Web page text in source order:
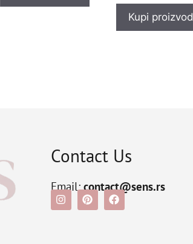
Kupi proizvod
Contact Us
Email:contact@sens.rs